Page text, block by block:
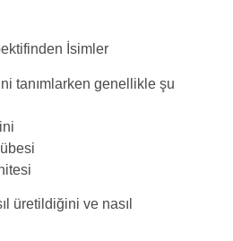
İsimler
tanımlarken genellikle şu
üretildiğini ve nasıl